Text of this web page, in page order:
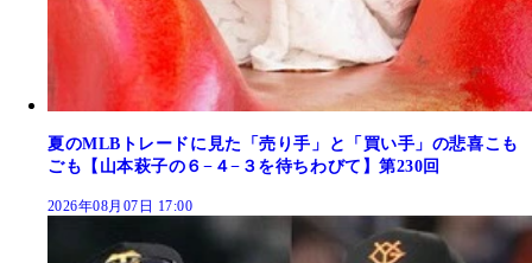
夏のMLBトレードに見た「売り手」と「買い手」の悲喜こも
ごも【山本萩子の６−４−３を待ちわびて】第230回
2026年08月07日 17:00